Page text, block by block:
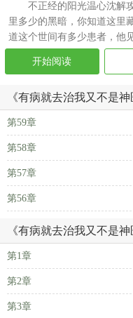
不正经的阳光温心沈解
里多少的黑暗，你知道这里
道这个世间有多少患者，他
开始阅读
《有病就去治我又不是
第59章
第58章
第57章
第56章
《有病就去治我又不是
第1章
第2章
第3章